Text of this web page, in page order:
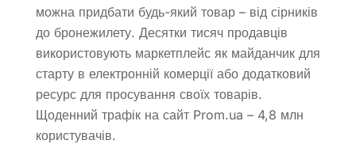
можна придбати будь-який товар – від сірників
до бронежилету. Десятки тисяч продавців
використовують маркетплейс як майданчик для
старту в електронній комерції або додатковий
ресурс для просування своїх товарів.
Щоденний трафік на сайт Prom.ua – 4,8 млн
користувачів.